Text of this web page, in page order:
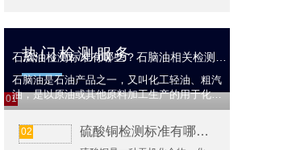
热门检测服务
01
石脑油是石油产品之一，又叫化工轻油、粗汽
油，是以原油或其他原料加工生产的用于化工
原料的轻质油，主要用作化工原料。因用途不
同有各种不同的馏程，中国规定馏程为初馏点
220℃左右。
02 硫酸铜检测标准有哪些？硫酸铜相关检测国标汇总